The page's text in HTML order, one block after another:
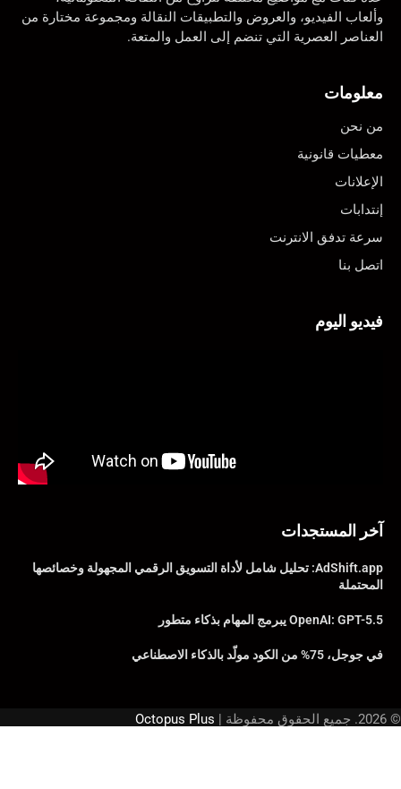
وألعاب الفيديو، والعروض والتطبيقات النقالة ومجموعة مختارة من
العناصر العصرية التي تنضم إلى العمل والمتعة.
معلومات
من نحن
معطيات قانونية
الإعلانات
إنتدابات
سرعة تدفق الانترنت
اتصل بنا
فيديو اليوم
آخر المستجدات
AdShift.app: تحليل شامل لأداة التسويق الرقمي المجهولة وخصائصها
المحتملة
OpenAI: GPT-5.5 يبرمج المهام بذكاء متطور
في جوجل، 75% من الكود مولّد بالذكاء الاصطناعي
© 2026. جميع الحقوق محفوظة | Octopus Plus